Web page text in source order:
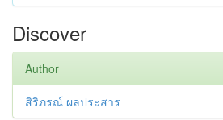
Discover
Author
สิริภรณ์ ผลประสาร